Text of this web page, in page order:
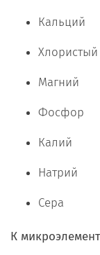
Кальций
Хлористый
Магний
Фосфор
Калий
Натрий
Сера
К